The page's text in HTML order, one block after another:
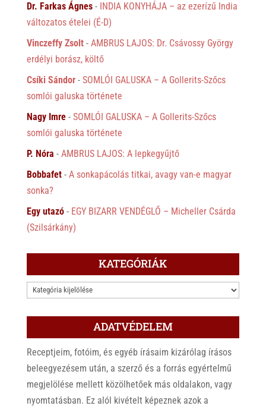
Dr. Farkas Ágnes- INDIA KONYHÁJA – az ezerízű India
változatos ételei (É-D)
Vinczeffy Zsolt- AMBRUS LAJOS: Dr. Csávossy György
erdélyi borász, költő
Csíki Sándor- SOMLÓI GALUSKA – A Gollerits-Szőcs
somlói galuska története
Nagy Imre- SOMLÓI GALUSKA – A Gollerits-Szőcs
somlói galuska története
P. Nóra - AMBRUS LAJOS: A lepkegyűjtő
Bobbafet- A sonkapácolás titkai, avagy van-e magyar
sonka?
Egy utazó- EGY BIZARR VENDÉGLŐ – Micheller Csárda
(Szilsárkány)
KATEGÓRIÁK
KATEGÓRIÁK
ADATVÉDELEM
Receptjeim, fotóim, és egyéb írásaim kizárólag írásos
beleegyezésem után, a szerző és a forrás egyértelmű
megjelölése mellett közölhetőek más oldalakon, vagy
nyomtatásban. Ez alól kivételt képeznek azok a